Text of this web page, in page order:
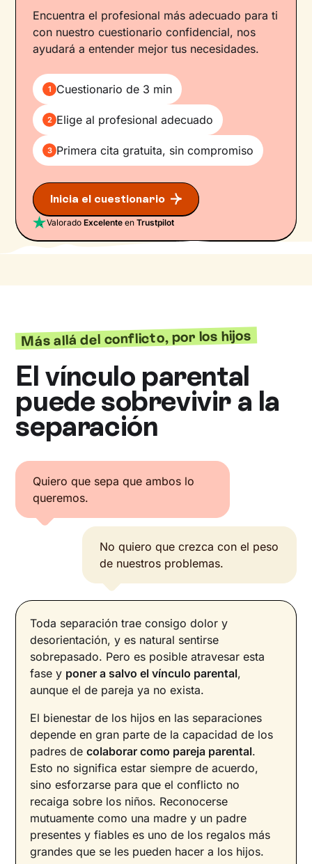
Encuentra el profesional más adecuado para ti
con nuestro cuestionario confidencial, nos
ayudará a entender mejor tus necesidades.
1 Cuestionario de 3 min
2 Elige al profesional adecuado
3 Primera cita gratuita, sin compromiso
Inicia el cuestionario
ValoradoExcelente enTrustpilot
Más allá del conflicto, por los hijos
El vínculo parental
puede sobrevivir a la
separación
Quiero que sepa que ambos lo
queremos.
No quiero que crezca con el peso
de nuestros problemas.
Toda separación trae consigo dolor y
desorientación, y es natural sentirse
sobrepasado. Pero es posible atravesar esta
fase y poner a salvo el vínculo parental,
aunque el de pareja ya no exista.
El bienestar de los hijos en las separaciones
depende en gran parte de la capacidad de los
padres decolaborar como pareja parental.
Esto no significa estar siempre de acuerdo,
sino esforzarse para que el conflicto no
recaiga sobre los niños. Reconocerse
mutuamente como una madre y un padre
presentes y fiables es uno de los regalos más
grandes que se les pueden hacer a los hijos.